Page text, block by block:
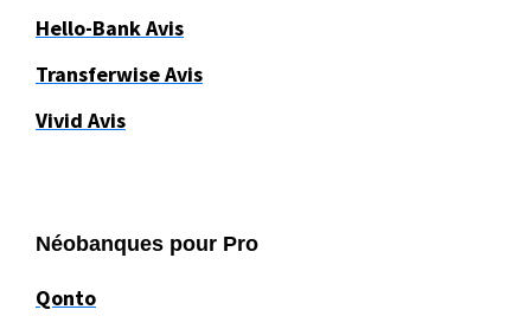
Hello-Bank Avis
Transferwise Avis
Vivid Avis
Néobanques pour Pro
Qonto